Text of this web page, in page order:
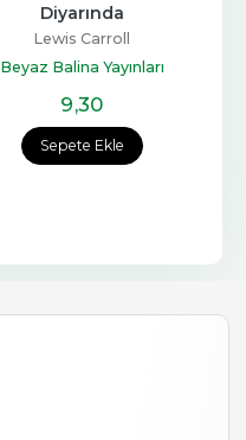
Sepete Ekle
Diyarında
Lewis Carroll
Beyaz Balina Yayınları
9,30